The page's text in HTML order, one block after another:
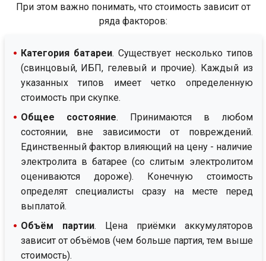
При этом важно понимать, что стоимость зависит от
ряда факторов:
Категория батареи. Существует несколько типов
(свинцовый, ИБП, гелевый и прочие). Каждый из
указанных типов имеет четко определенную
стоимость при скупке.
Общее состояние. Принимаются в любом
состоянии, вне зависимости от повреждений.
Единственный фактор влияющий на цену - наличие
электролита в батарее (со слитым электролитом
оцениваются дороже). Конечную стоимость
определят специалисты сразу на месте перед
выплатой.
Объём партии. Цена приёмки аккумуляторов
зависит от объёмов (чем больше партия, тем выше
стоимость).